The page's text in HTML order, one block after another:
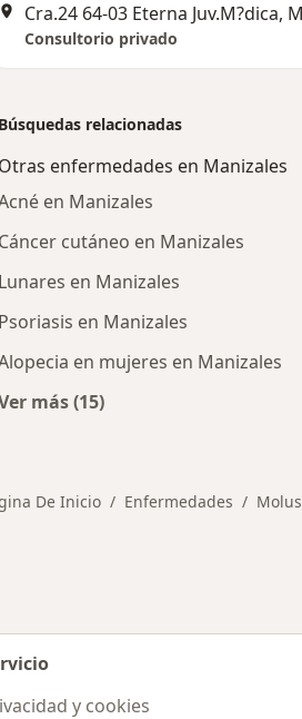
Consultorio privado
Búsquedas relacionadas
Otras enfermedades en Manizales
en Manizales
Cáncer cutáneo en Manizales
Lunares en Manizales
Psoriasis en Manizales
en mujeres en Manizales
más (15)
De Inicio Enfermedades
y cookies